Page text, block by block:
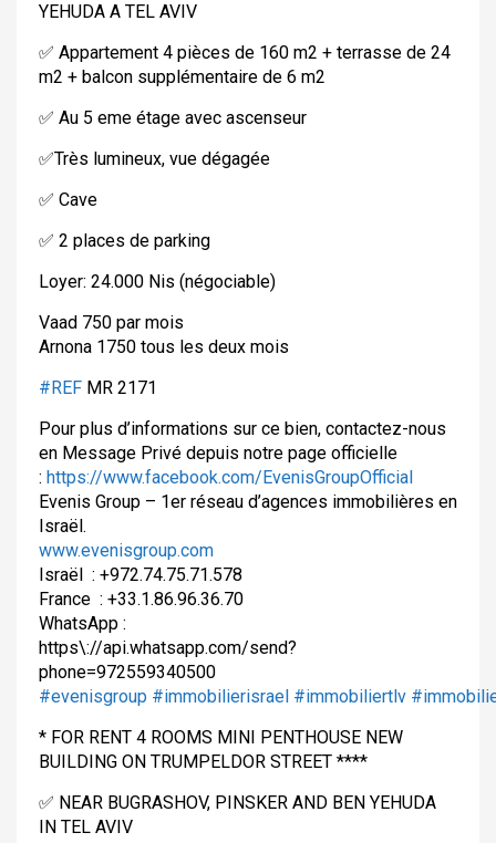
YEHUDA A TEL AVIV
✅ Appartement 4 pièces de 160 m2 + terrasse de 24
m2 + balcon supplémentaire de 6 m2
✅ Au 5 eme étage avec ascenseur
✅Très lumineux, vue dégagée
✅ Cave
✅ 2 places de parking
Loyer: 24.000 Nis (négociable)
Vaad 750 par mois
Arnona 1750 tous les deux mois
#REF MR 2171
Pour plus d’informations sur ce bien, contactez-nous
en Message Privé depuis notre page officielle
: https://www.facebook.com/EvenisGroupOfficial
Evenis Group – 1er réseau d’agences immobilières en
Israël.
www.evenisgroup.com
Israël : +972.74.75.71.578
France : +33.1.86.96.36.70
WhatsApp :
https\://api.whatsapp.com/send?
phone=972559340500
#evenisgroup #immobilierisrael #immobiliertlv
* FOR RENT 4 ROOMS MINI PENTHOUSE NEW
BUILDING ON TRUMPELDOR STREET ****
✅ NEAR BUGRASHOV, PINSKER AND BEN YEHUDA
IN TEL AVIV